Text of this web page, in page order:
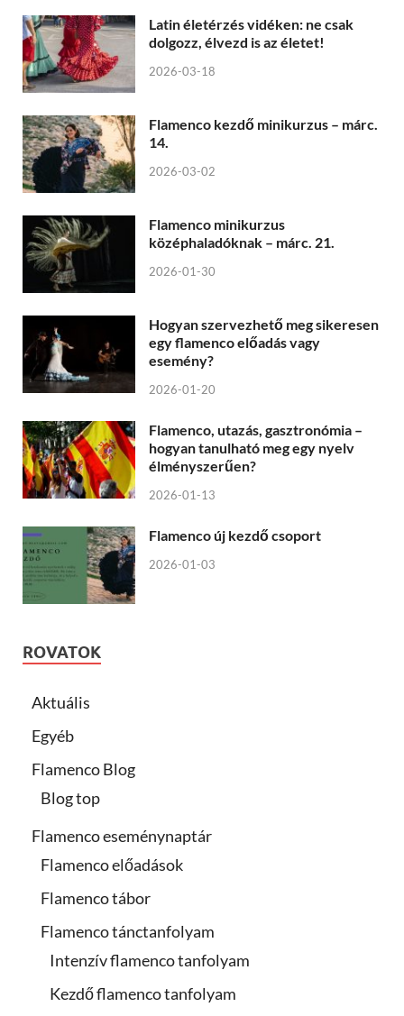
Latin életérzés vidéken: ne csak
dolgozz, élvezd is az életet!
2026-03-18
Flamenco kezdő minikurzus – márc.
14.
2026-03-02
Flamenco minikurzus
középhaladóknak – márc. 21.
2026-01-30
Hogyan szervezhető meg sikeresen
egy flamenco előadás vagy
esemény?
2026-01-20
Flamenco, utazás, gasztronómia –
hogyan tanulható meg egy nyelv
élményszerűen?
2026-01-13
Flamenco új kezdő csoport
2026-01-03
ROVATOK
Aktuális
Egyéb
Flamenco Blog
Blog top
Flamenco eseménynaptár
Flamenco előadások
Flamenco tábor
Flamenco tánctanfolyam
Intenzív flamenco tanfolyam
Kezdő flamenco tanfolyam